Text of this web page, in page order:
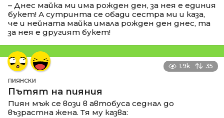
– Днес майка ми има рожден ден, за нея е единия
букет! А сутринта се обади сестра ми и каза,
че и нейната майка имала рожден ден днес, та
за нея е другият букет!
1.9k 35
ПИЯНСКИ
Пътят на пияния
Пиян мъж се вози в автобуса седнал до
възрастна жена. Тя му казва: